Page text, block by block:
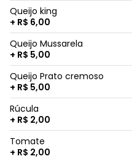
Queijo king
+ R$ 6,00
Queijo Mussarela
+ R$ 5,00
Queijo Prato cremoso
+ R$ 5,00
Rúcula
+ R$ 2,00
Tomate
+ R$ 2,00